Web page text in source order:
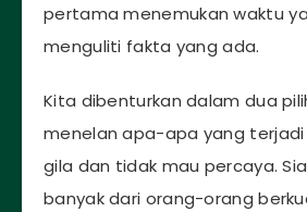
pertama menemukan waktu
menguliti fakta yang ada.
Kita dibenturkan dalam dua
menelan apa-apa yang
gila dan tidak mau percaya.
banyak dari orang-orang